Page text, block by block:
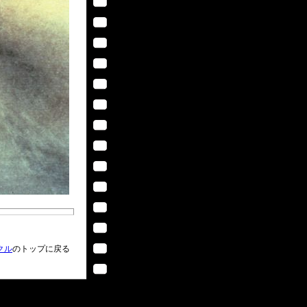
ルのトップに戻る